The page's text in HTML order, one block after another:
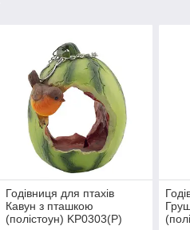
Годівниця для птахів
Кавун з пташкою
(полістоун) KP0303(P)